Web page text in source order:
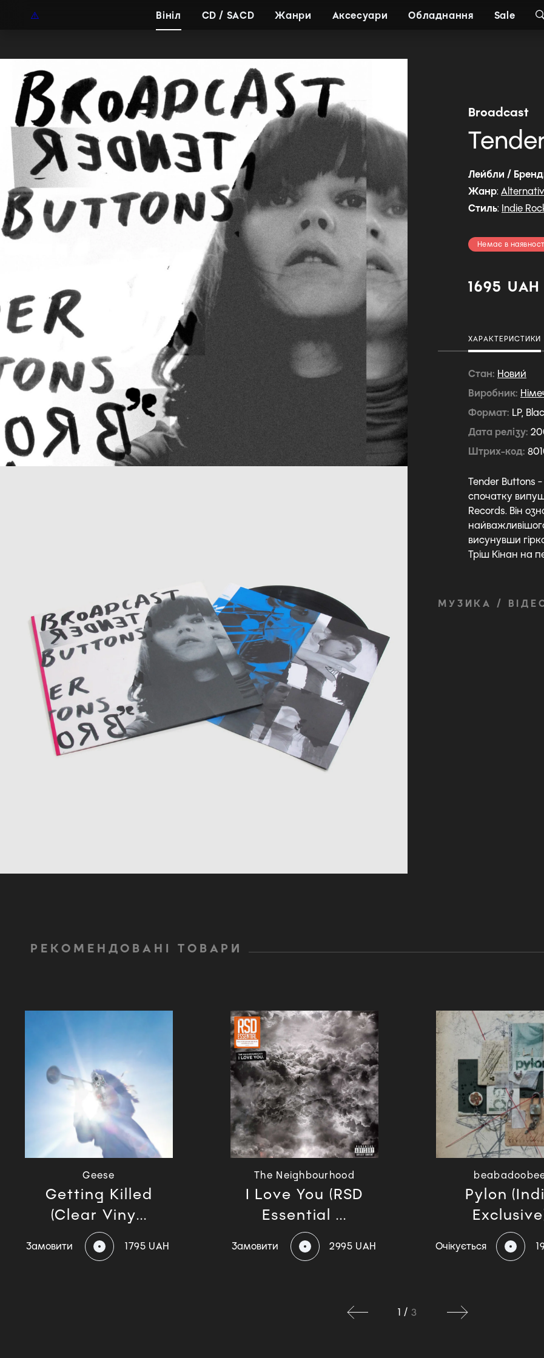
Вініл CD / SACD Жанри Аксесуари Обладнання Sale
Broadcast
Лейбли /
Жанр:
Стиль: Indie
Немає в
1695 UAH
ХАРАКТЕРИСТИКИ
Стан Новий
Виробник
Формат LP,
Дата релізу
Штрих-код
Tender Buttons -
спочатку
Records. Він
висунувши
Тріш Кінан на
МУЗИКА /
РЕКОМЕНДОВАНІ ТОВАРИ
Geese
Getting Killed
(Clear Viny...
Замовити 1795 UAH
The Neighbourhood
I Love You (RSD
Essential ...
Замовити 2995 UAH
Pylon
Очікується
1 / 3